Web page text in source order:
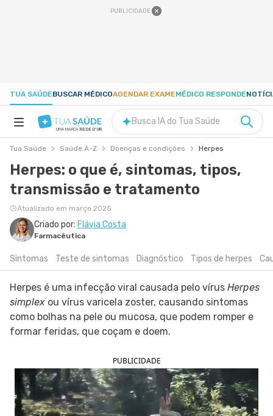
PUBLICIDADE
TUA SAÚDEBUSCAR MÉDICOAGENDAR EXAMEMÉDICO RESPONDE
NUTRIÇÃO
GRAVIDEZ
BEM-ESTAR
SIGA O TUA SAÚDE NAS REDES SOCIAIS
UMA MARCA REDE D'OR
Busca IA do Tua Saúde
Tua Saúde Saúde A-Z Doenças e condições Herpes
Herpes: o que é, sintomas, tipos,
transmissão e tratamento
Atualizado em março 2025
Criado por: Flávia Costa
Farmacêutica
Sintomas Teste de sintomas Diagnóstico Tipos de herpes
Herpes é uma infecção viral causada pelo vírus Herpes
simplex ou vírus varicela zoster, causando sintomas
como bolhas na pele ou mucosa, que podem romper e
formar feridas, que coçam e doem.
PUBLICIDADE